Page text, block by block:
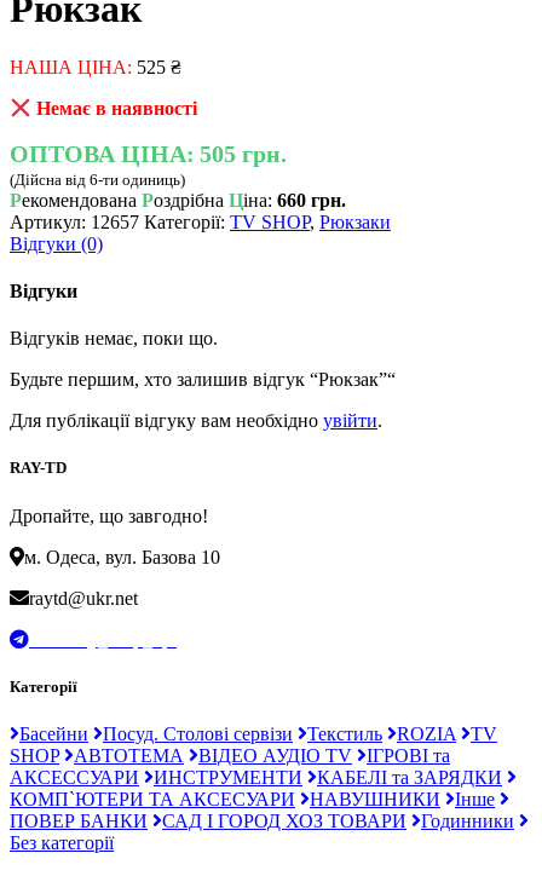
НАША ЦІНА: 525 ₴
Немає в наявності
ОПТОВА ЦІНА: 505 грн.
(Дійсна від 6-ти одиниць)
Рекомендована Роздрібна Ціна: 660 грн.
Артикул: 12657 Категорії: TV SHOP, Рюкзаки
Відгуки (0)
Відгуки
Відгуків немає, поки що.
Будьте першим, хто залишив відгук “Рюкзак”“
Для публікації відгуку вам необхідно увійти.
RAY-TD
Дропайте, що завгодно!
м. Одеса, вул. Базова 10
raytd@ukr.net
Категорії
Басейни Посуд. Столові сервізи Текстиль ROZIA
TV
SHOP
АВТОТЕМА ВІДЕО АУДІО TV
ІГРОВІ та
АКСЕССУАРИ
ИНСТРУМЕНТИ
КАБЕЛІ та ЗАРЯДКИ
КОМП`ЮТЕРИ ТА АКСЕСУАРИ
НАВУШНИКИ
Інше
ПОВЕР БАНКИ
САД І ГОРОД ХОЗ ТОВАРИ
Годинники
Без категорії